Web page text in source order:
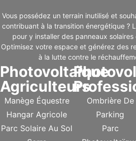
Vous possédez un terrain inutilisé et
contribuant à la transition énergétique ?
pour y installer des panneaux
Optimisez votre espace et générez des
à la lutte contre le
Photovoltaïque
Agriculteurs
Manège Équestre
Hangar Agricole
Parc Solaire Au Sol
Ombrière De
Parking
Parc